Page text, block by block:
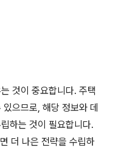
것이 중요합니다. 주택
으므로, 해당 정보와 데
하는 것이 필요합니다.
더 나은 전략을 수립하